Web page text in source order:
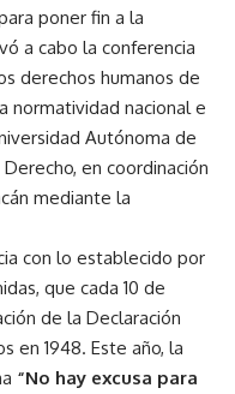
poner fin a la
a cabo la conferencia
derechos humanos de
normatividad nacional e
Autónoma de
en coordinación
mediante la
con lo establecido por
que cada 10 de
de la Declaración
en 1948. Este año, la
“No hay excusa para